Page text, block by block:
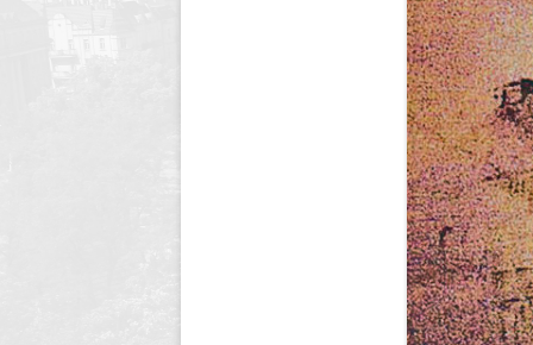
60 lecie szkoły
50 lecie szkoły